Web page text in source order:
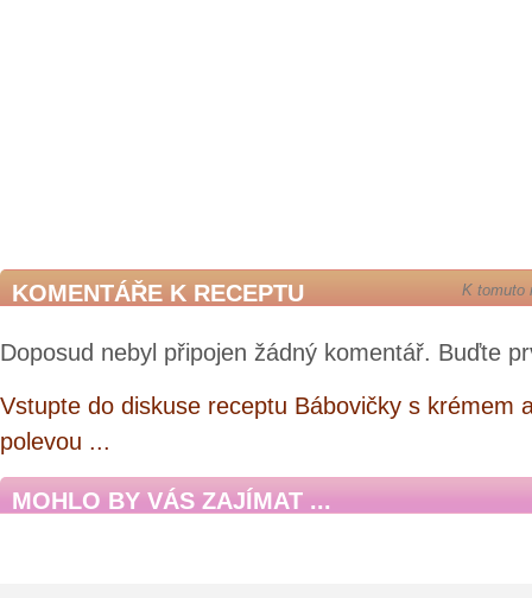
KOMENTÁŘE K RECEPTU K tomuto
Doposud nebyl připojen žádný komentář. Buďte
Vstupte do diskuse receptu Bábovičky s krémem
polevou ...
MOHLO BY VÁS ZAJÍMAT ...